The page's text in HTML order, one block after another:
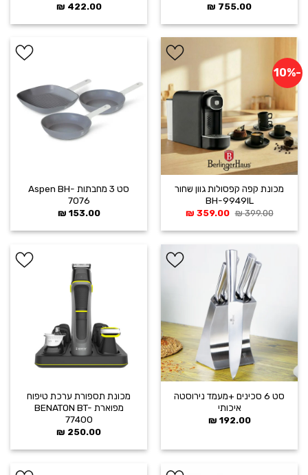
755.00
₪
422.00
₪
-10%
הוסף ל
מכונת קפה קפסולות גוון שחור
BH-9949IL
399.00
₪ המחיר
היה:
359.00
₪המחיר
הוא:
הוסף ל
WISHLIST
סט 3 מחבתות Aspen BH-
7076
153.00
₪
סט 6 סכינים +מעמד נירוסטה
איכותי
192.00
₪
מכונת תספורת ערכת טיפוח
מפוארת BENATON BT-
77400
250.00
₪